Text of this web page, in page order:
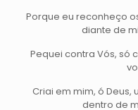
Porque eu reconheço
diante de
Pequei contra Vós, só
Criai em mim, ó
dentro de